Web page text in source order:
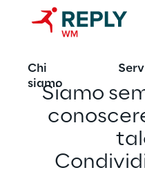
Chi
siamo
Siamo